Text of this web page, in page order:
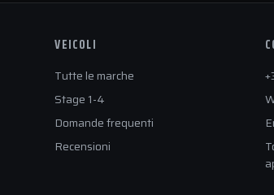
VEICOLI
Tutte le marche
Stage 1-4
Domande frequenti
Recensioni